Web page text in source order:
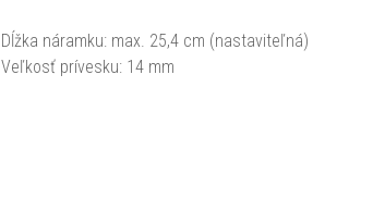
Dĺžka náramku: max. 25,4 cm (nastaviteľná)
Veľkosť prívesku: 14 mm